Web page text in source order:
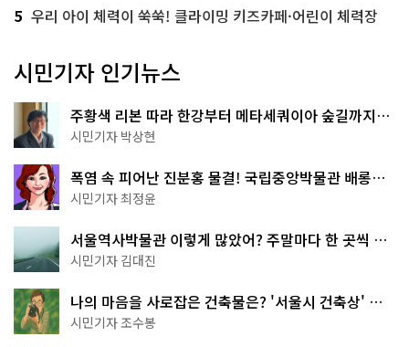
5 우리 아이 체력이 쑥쑥! 클라이밍 키즈카페·어린이 체력장
시민기자 인기뉴스
주황색 리본 따라 한강부터 메타세쿼이아 숲길까지…
서울둘레길 15코스
시민기자 박상현
폭염 속 피어난 진분홍 물결! 국립중앙박물관 배롱나
무 명소
시민기자 최정윤
서울역사박물관 이렇게 많았어? 주말마다 한 곳씩 떠
나는 역사 산책
시민기자 김대진
나의 마음을 사로잡은 건축물은? '서울시 건축상' 수
상작 공개!
시민기자 조수봉